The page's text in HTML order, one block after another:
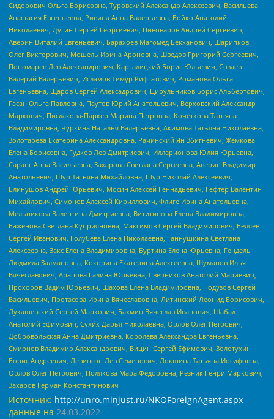
Сидорович Ольга Борисовна, Туровский Александр Алексеевич, Васильева
Анастасия Евгеньевна, Ривина Анна Валерьевна, Бойко Анатолий
Николаевич, Дугин Сергей Георгиевич, Пивоваров Андрей Сергеевич,
Аверин Виталий Евгеньевич, Барахоев Магомед Бекханович, Шарипков
Олег Викторович, Мошель Ирина Ароновна, Шведов Григорий Сергеевич,
Пономарев Лев Александрович, Каргалицкий Борис Юльевич, Созаев
Валерий Валерьевич, Исламов Тимур Рифгатович, Романова Ольга
Евгеньевна, Щаров Сергей Алексадрович, Цирульников Борис Альбертович,
Гасан Ольга Павловна, Паутов Юрий Анатольевич, Верховский Александр
Маркович, Пислакова-Паркер Марина Петровна, Кочеткова Татьяна
Владимировна, Чуркина Наталья Валерьевна, Акимова Татьяна Николаевна,
Золотарева Екатерина Александровна, Рачинский Ян Збигневич, Жемкова
Елена Борисовна, Гудков Лев Дмитриевич, Илларионова Юлия Юрьевна,
Саранг Анна Васильевна, Захарова Светлана Сергеевна, Аверин Владимир
Анатольевич, Щур Татьяна Михайловна, Щур Николай Алексеевич,
Блинушов Андрей Юрьевич, Мосин Алексей Геннадьевич, Гефтер Валентин
Михайлович, Симонов Алексей Кириллович, Флиге Ирина Анатольевна,
Мельникова Валентина Дмитриевна, Вититинова Елена Владимировна,
Баженова Светлана Куприяновна, Максимов Сергей Владимирович, Беляев
Сергей Иванович, Голубева Елена Николаевна, Ганнушкина Светлана
Алексеевна, Закс Елена Владимировна, Буртина Елена Юрьевна, Гендель
Людмила Залмановна, Кокорина Екатерина Алексеевна, Шуманов Илья
Вячеславович, Арапова Галина Юрьевна, Свечников Анатолий Мариевич,
Прохоров Вадим Юрьевич, Шахова Елена Владимировна, Подузов Сергей
Васильевич, Протасова Ирина Вячеславовна, Литинский Леонид Борисович,
Лукашевский Сергей Маркович, Бахмин Вячеслав Иванович, Шабад
Анатолий Ефимович, Сухих Дарья Николаевна, Орлов Олег Петрович,
Добровольская Анна Дмитриевна, Королева Александра Евгеньевна,
Смирнов Владимир Александрович, Вицин Сергей Ефимович, Золотухин
Борис Андреевич, Левинсон Лев Семенович, Локшина Татьяна Иосифовна,
Орлов Олег Петрович, Полякова Мара Федоровна, Резник Генри Маркович,
Захаров Герман Константинович
Источник: http://unro.minjust.ru/NKOForeignAgent.aspx
данные на 24.03.2022